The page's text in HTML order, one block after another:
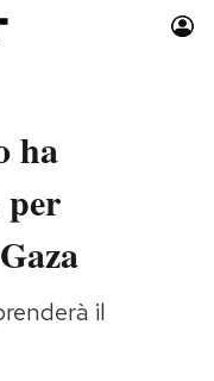
Idee
Boomer!
ha
il